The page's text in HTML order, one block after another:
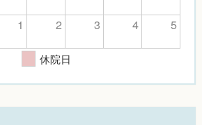
1 2 3 4 5
休院日